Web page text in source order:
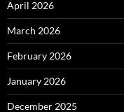
April 2026
March 2026
February 2026
January 2026
December 2025